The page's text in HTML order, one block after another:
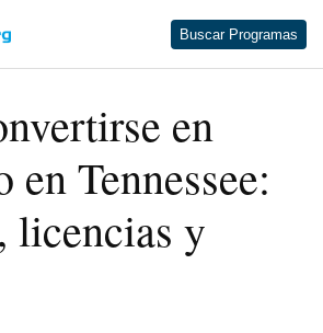
Buscar Programas
en
en Tennessee:
licencias y